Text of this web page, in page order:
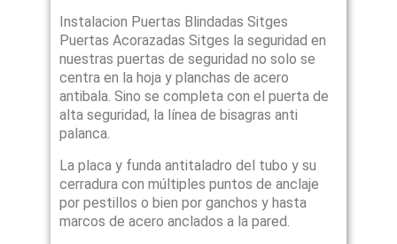
Instalacion Puertas Blindadas Sitges
Puertas Acorazadas Sitges la seguridad en
nuestras puertas de seguridad no solo se
centra en la hoja y planchas de acero
antibala. Sino se completa con el puerta de
alta seguridad, la línea de bisagras anti
palanca.
La placa y funda antitaladro del tubo y su
cerradura con múltiples puntos de anclaje
por pestillos o bien por ganchos y hasta
marcos de acero anclados a la pared.